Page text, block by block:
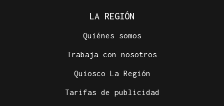
LA REGIÓN
Quiénes somos
Trabaja con nosotros
Quiosco La Región
Tarifas de publicidad